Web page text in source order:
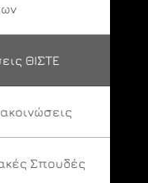
ΘΙΣΤΕ
Σπουδές